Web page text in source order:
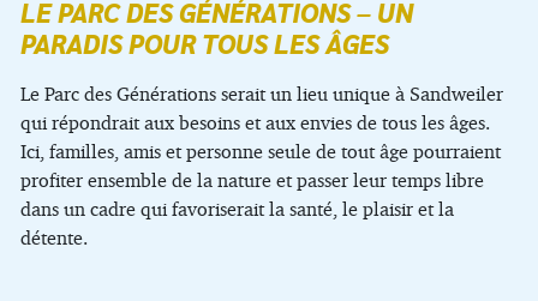
LE PARC DES GÉNÉRATIONS – UN
PARADIS POUR TOUS LES ÂGES
Le Parc des Générations serait un lieu unique à Sandweiler
qui répondrait aux besoins et aux envies de tous les âges.
Ici, familles, amis et personne seule de tout âge pourraient
profiter ensemble de la nature et passer leur temps libre
dans un cadre qui favoriserait la santé, le plaisir et la
détente.